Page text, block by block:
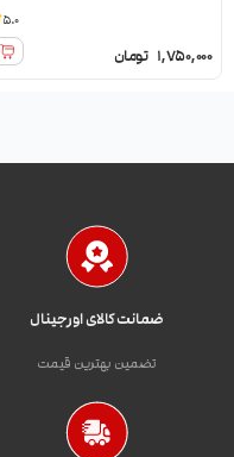
1,750,000 تومان
5.0
ضمانت کالای اورجینال
تضمین بهترین قیمت